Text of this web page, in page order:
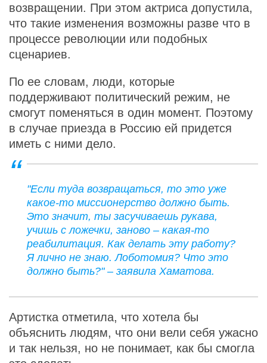
возвращении. При этом актриса допустила,
что такие изменения возможны разве что в
процессе революции или подобных
сценариев.
По ее словам, люди, которые
поддерживают политический режим, не
смогут поменяться в один момент. Поэтому
в случае приезда в Россию ей придется
иметь с ними дело.
"Если туда возвращаться, то это уже
какое-то миссионерство должно быть.
Это значит, ты засучиваешь рукава,
учишь с ложечки, заново – какая-то
реабилитация. Как делать эту работу?
Я лично не знаю. Лоботомия? Что это
должно быть?" – заявила Хаматова.
Артистка отметила, что хотела бы
объяснить людям, что они вели себя ужасно
и так нельзя, но не понимает, как бы смогла